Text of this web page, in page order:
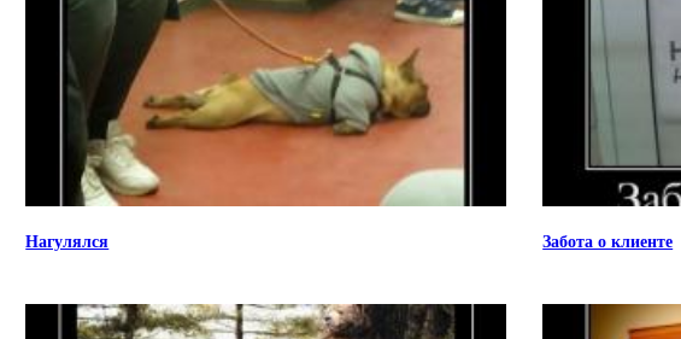
Нагулялся Забота о клиенте